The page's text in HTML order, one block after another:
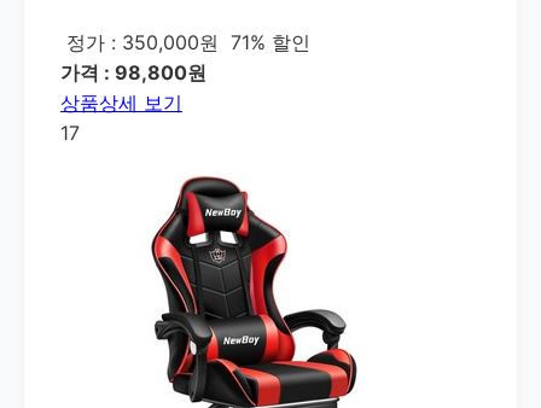
정가 : 350,000원 71% 할인
가격 : 98,800원
상품상세 보기
17